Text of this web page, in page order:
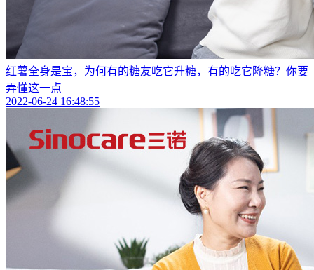
红薯全身是宝，为何有的糖友吃它升糖，有的吃它降糖？你要
弄懂这一点
2022-06-24 16:48:55